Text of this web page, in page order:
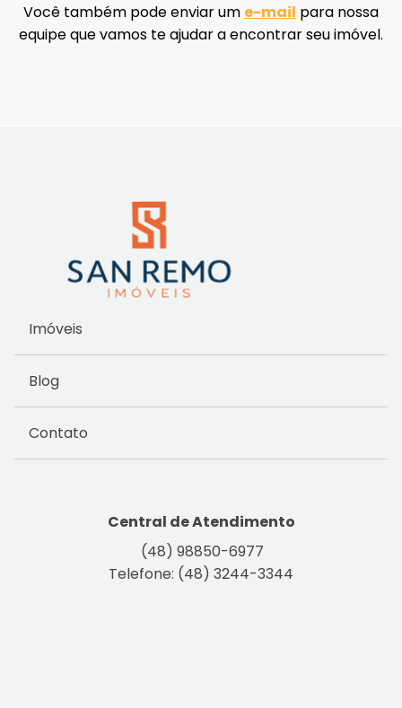
Você também pode enviar um e-mail para nossa
equipe que vamos te ajudar a encontrar seu imóvel.
Imóveis
Blog
Contato
Central de Atendimento
(48) 98850-6977
Telefone: (48) 3244-3344